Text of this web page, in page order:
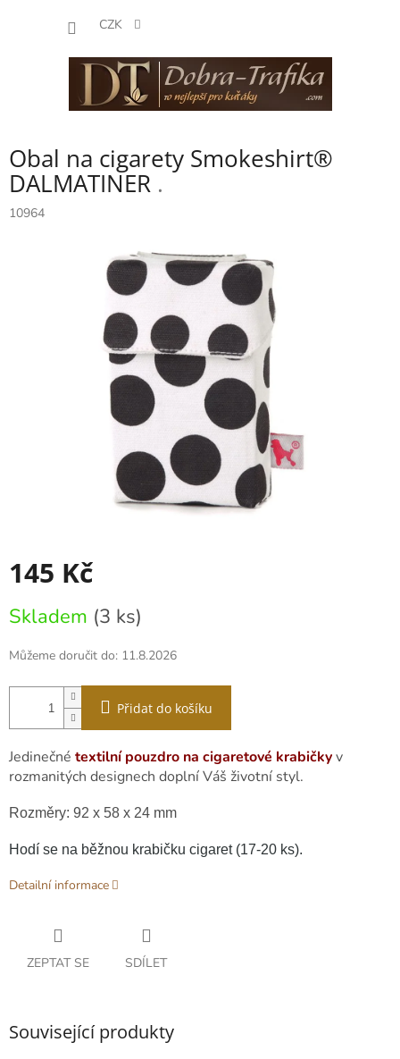
CZK
Obal na cigarety Smokeshirt®
DALMATINER .
10964
145 Kč
cena:
Skladem (3 ks)
Můžeme doručit do: 11.8.2026
Přidat do košíku
Jedinečné textilní pouzdro na cigaretové krabičkyv
rozmanitých designech doplní Váš životní styl.
Rozměry: 92 x 58 x 24 mm
Hodí se na běžnou krabičku cigaret (17-20 ks).
Detailní informace
ZEPTAT SE SDÍLET
Související produkty